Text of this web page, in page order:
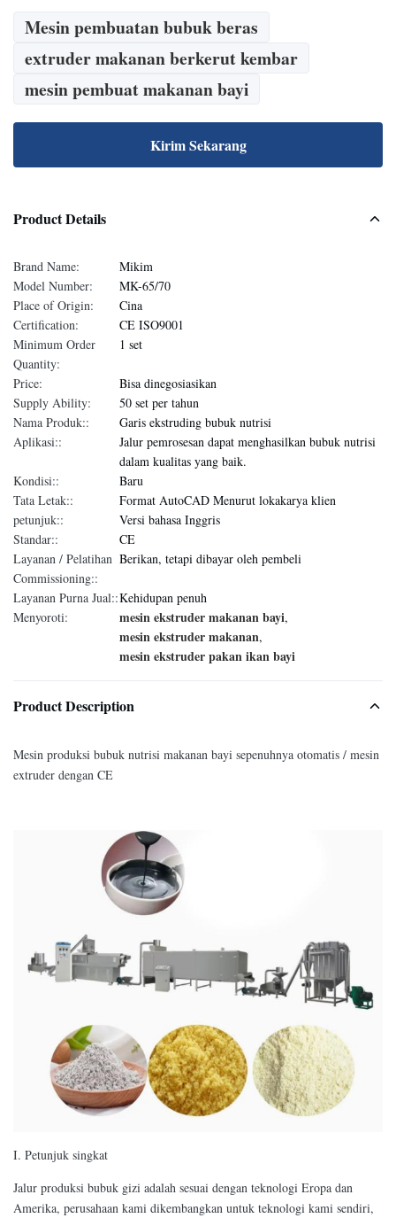
Mesin pembuatan bubuk beras
extruder makanan berkerut kembar
mesin pembuat makanan bayi
Kirim Sekarang
Product Details
Brand Name:
Mikim
Model Number:
MK-65/70
Place of Origin:
Cina
Certification:
CE ISO9001
Minimum Order
Quantity:
1 set
Price:
Bisa dinegosiasikan
Supply Ability:
50 set per tahun
Nama Produk::
Garis ekstruding bubuk nutrisi
Aplikasi::
Jalur pemrosesan dapat menghasilkan bubuk nutrisi
dalam kualitas yang baik.
Kondisi::
Baru
Tata Letak::
Format AutoCAD Menurut lokakarya klien
petunjuk::
Versi bahasa Inggris
Standar::
CE
Layanan / Pelatihan
Commissioning::
Berikan, tetapi dibayar oleh pembeli
Layanan Purna Jual::Kehidupan penuh
Menyoroti:
mesin ekstruder makanan bayi,
mesin ekstruder makanan,
mesin ekstruder pakan ikan bayi
Product Description
Mesin produksi bubuk nutrisi makanan bayi sepenuhnya otomatis / mesin
extruder dengan CE
I. Petunjuk singkat
Jalur produksi bubuk gizi adalah sesuai dengan teknologi Eropa dan
Amerika, perusahaan kami dikembangkan untuk teknologi kami sendiri,